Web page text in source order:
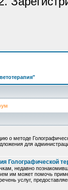
о методе
для
Голографической
недавно
им может помочь
услуг,